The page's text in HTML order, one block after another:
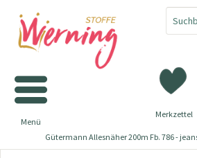
Merkzettel
Menü
Gütermann Allesnäher 200m Fb. 786 -